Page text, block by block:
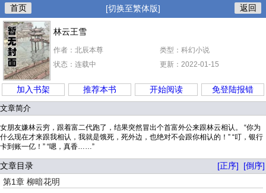
首页 [切换至繁体版] 返回
林云王雪
作者：北辰本尊
类型：科幻小说
状态：连载中
更新：2022-01-15
加入书架 推荐本书 开始阅读 免登陆报错
文章简介
女朋友嫌林云穷，跟着富二代跑了，结果突然冒出个首富外公来跟林云相认。 “你为
什么现在才来跟我相认，我就是饿死，死外边，也绝对不会跟你相认的！” “叮，银行
卡到账一亿！” “嗯，真香……”
文章目录 [正序]
[倒序]
第1章 柳暗花明